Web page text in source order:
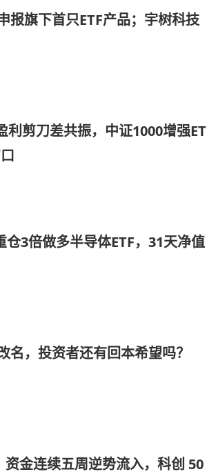
报旗下首只ETF产品；宇树科技
利剪刀差共振，中证1000增强ET
3倍做多半导体ETF，31天净值
名，投资者还有回本希望吗？
资金连续五周逆势流入，科创 50